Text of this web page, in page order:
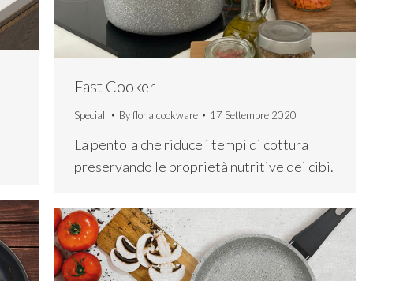
Fast Cooker
Speciali Byflonalcookware 17 Settembre 2020
La pentola che riduce i tempi di cottura
preservando le proprietà nutritive dei cibi.